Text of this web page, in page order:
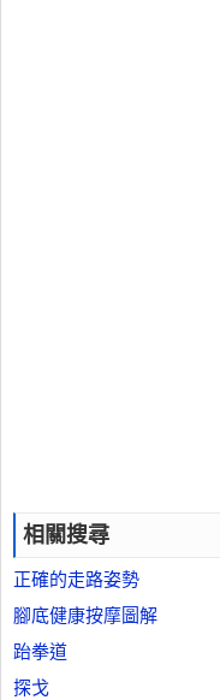
相關搜尋
正確的走路姿勢
腳底健康按摩圖解
跆拳道
探戈